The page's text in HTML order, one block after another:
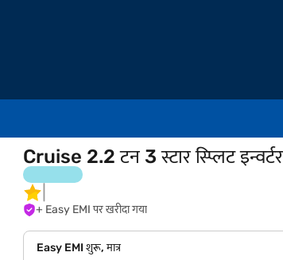
Cruise 2.2 टन 3 स्टार स्प्लिट
+ Easy EMI पर खरीदा गया
Easy EMI शुरू, मात्र